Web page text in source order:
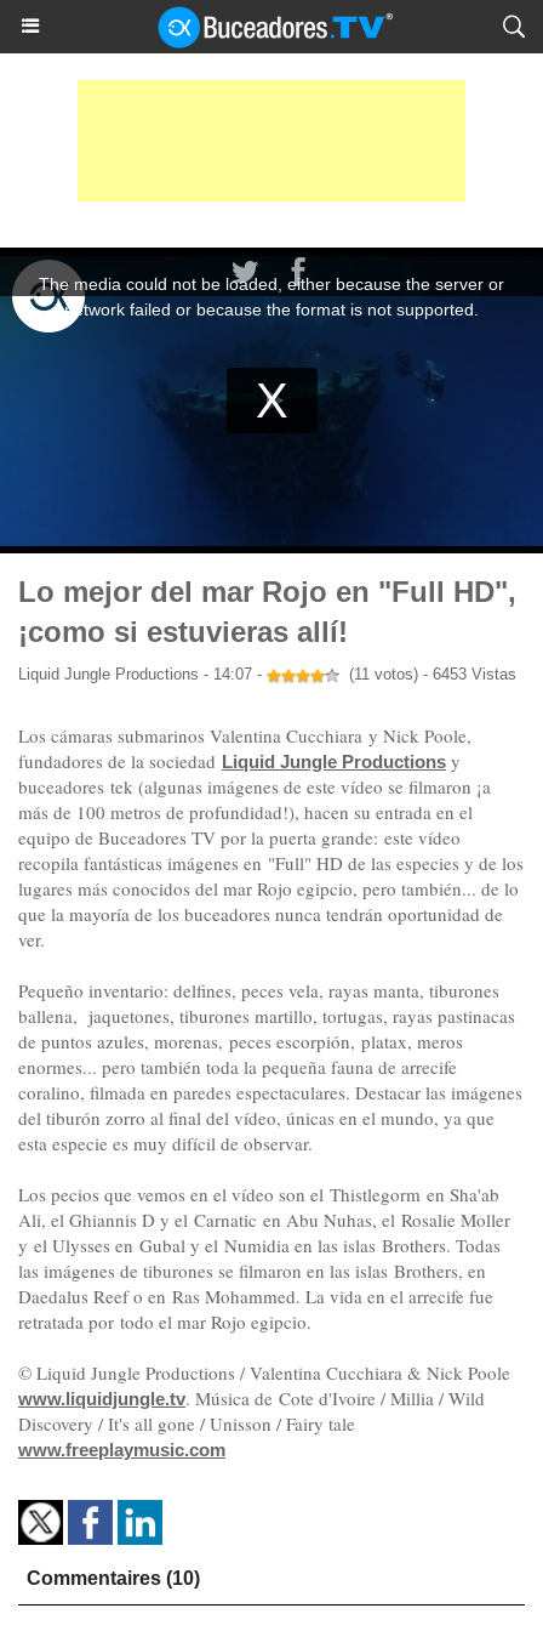
Lo mejor del mar Rojo en "Full HD",
¡como si estuvieras allí!
Liquid Jungle Productions - 14:07 - (11 votos) - 6453 Vistas
Los cámaras submarinos Valentina Cucchiara y Nick Poole,
fundadores de la sociedad Liquid Jungle Productions y
buceadores tek (algunas imágenes de este vídeo se filmaron ¡a
más de 100 metros de profundidad!), hacen su entrada en el
equipo de Buceadores TV por la puerta grande: este vídeo
recopila fantásticas imágenes en "Full" HD de las especies y de los
lugares más conocidos del mar Rojo egipcio, pero también... de lo
que la mayoría de los buceadores nunca tendrán oportunidad de
ver.
Pequeño inventario: delfines, peces vela, rayas manta, tiburones
ballena, jaquetones, tiburones martillo, tortugas, rayas pastinacas
de puntos azules, morenas, peces escorpión, platax, meros
enormes... pero también toda la pequeña fauna de arrecife
coralino, filmada en paredes espectaculares. Destacar las imágenes
del tiburón zorro al final del vídeo, únicas en el mundo, ya que
esta especie es muy difícil de observar.
Los pecios que vemos en el vídeo son el Thistlegorm en Sha'ab
Ali, el Ghiannis D y el Carnatic en Abu Nuhas, el Rosalie Moller
y el Ulysses en Gubal y el Numidia en las islas Brothers. Todas
las imágenes de tiburones se filmaron en las islas Brothers, en
Daedalus Reef o en Ras Mohammed. La vida en el arrecife fue
retratada por todo el mar Rojo egipcio.
© Liquid Jungle Productions / Valentina Cucchiara & Nick Poole
www.liquidjungle.tv. Música de Cote d'Ivoire / Millia / Wild
Discovery / It's all gone / Unisson / Fairy tale
www.freeplaymusic.com
Commentaires (10)